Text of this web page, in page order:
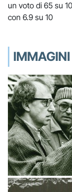
un voto di 65 su
con 6.9 su 10
IMMAGINI